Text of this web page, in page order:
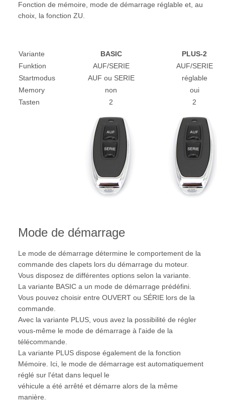
Fonction de mémoire, mode de démarrage réglable et, au
choix, la fonction ZU.
Variante BASIC
PLUS-2
Funktion
AUF/SERIE
AUF/SERIE
Startmodus
AUF ou SERIE
réglable
Memory
non
oui
Tasten
2 2
Mode de démarrage
Le mode de démarrage détermine le comportement de la
commande des clapets lors du démarrage du moteur.
Vous disposez de différentes options selon la variante.
La variante BASIC a un mode de démarrage prédéfini.
Vous pouvez choisir entre OUVERT ou SÉRIE lors de la
commande.
Avec la variante PLUS, vous avez la possibilité de régler
vous-même le mode de démarrage à l'aide de la
télécommande.
La variante PLUS dispose également de la fonction
Mémoire. Ici, le mode de démarrage est automatiquement
réglé sur l'état dans lequel le
véhicule a été arrêté et démarre alors de la même
manière.